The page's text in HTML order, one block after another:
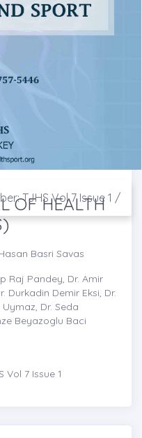
TJHS Vol 7 Issue 1 /
OF HEALTH
Basri Savas
Raj Pandey, Dr. Amir
Durkadin Demir Eksi, Dr.
Dr. Seda
Beyazoglu Baci
Vol 7 Issue 1